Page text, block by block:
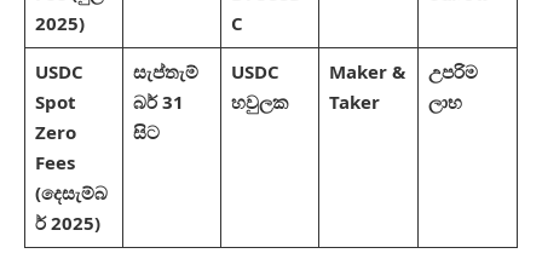
2025)
C
USDC
Spot
Zero
Fees
(දෙසැම්බ
ර් 2025)
සැප්තැම්
බර් 31
සිට
USDC
හවුලක
Maker &
Taker
උපරිම
ලාභ